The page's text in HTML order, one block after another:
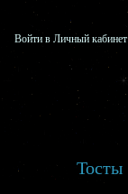
Войти в Личный кабинет
Тосты